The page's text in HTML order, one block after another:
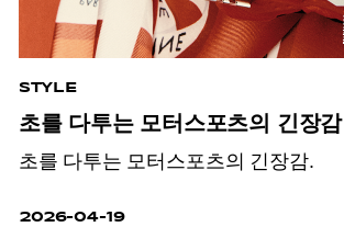
STYLE
초를 다투는 모터스포츠의 긴장감
초를 다투는 모터스포츠의 긴장감.
2026-04-19